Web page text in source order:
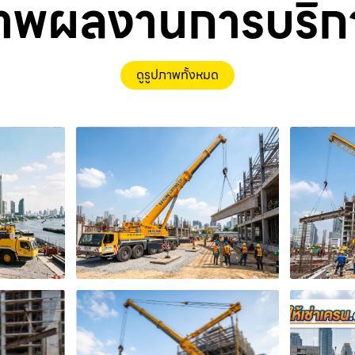
ผลงานการบริ
ดูรูปภาพทั้งหมด